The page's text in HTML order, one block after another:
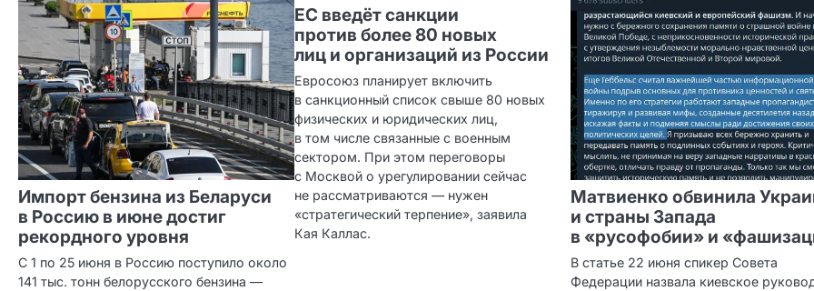
Импорт бензина из Беларуси
в Россию в июне достиг
рекордного уровня
С 1 по 25 июня в Россию поступило около
141 тыс. тонн белорусского бензина —
ЕС введёт санкции
против более 80 новых
лиц и организаций из России
Евросоюз планирует включить
в санкционный список свыше 80 новых
физических и юридических лиц,
в том числе связанные с военным
сектором. При этом переговоры
с Москвой о урегулировании сейчас
не рассматриваются — нужен
«стратегический терпение», заявила
Кая Каллас.
Матвиенко обвинила
и страны Запада
в «русофобии» и
В статье 22 июня спикер Совета
Федерации назвала киевское